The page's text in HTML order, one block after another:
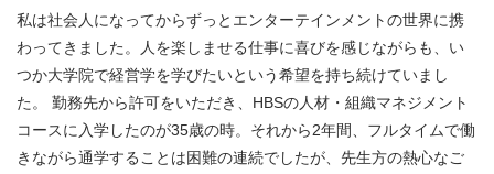
私は社会人になってからずっとエンターテインメントの世界に携
わってきました。人を楽しませる仕事に喜びを感じながらも、い
つか大学院で経営学を学びたいという希望を持ち続けていまし
た。 勤務先から許可をいただき、HBSの人材・組織マネジメント
コースに入学したのが35歳の時。それから2年間、フルタイムで働
きながら通学することは困難の連続でしたが、先生方の熱心なご